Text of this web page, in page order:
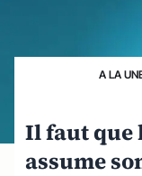
A LA
Il faut que
assume